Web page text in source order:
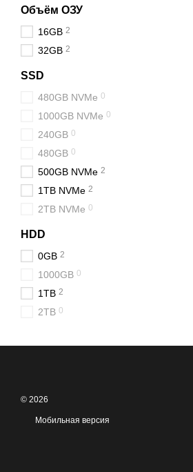
Объём ОЗУ
16GB 2
32GB 2
SSD
480GB NVMe 0
1000GB NVMe 0
240GB 0
480GB 0
500GB NVMe 2
1TB NVMe 2
2TB NVMe 0
HDD
0GB 2
1000GB 0
1TB 2
2TB 0
© 2026
Мобильная версия